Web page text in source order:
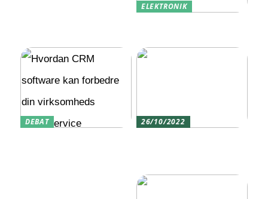
ELEKTRONIK
DEBAT
26/10/2022